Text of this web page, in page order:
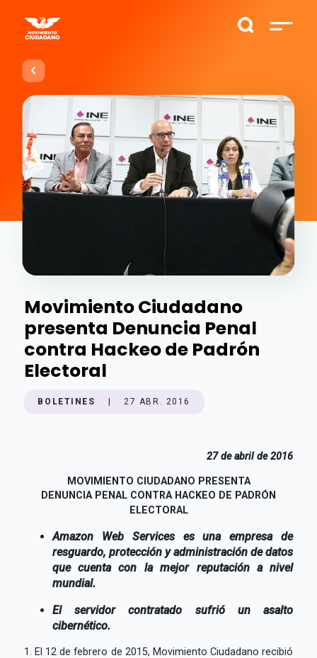
Movimiento Ciudadano
presenta Denuncia Penal
contra Hackeo de Padrón
Electoral
BOLETINES 27 ABR. 2016
27 de abril de 2016
MOVIMIENTO CIUDADANO PRESENTA
DENUNCIA PENAL CONTRA HACKEO DE PADRÓN
ELECTORAL
Amazon Web Services es una empresa de
resguardo, protección y administración de datos
que cuenta con la mejor reputación a nivel
mundial.
El servidor contratado sufrió un asalto
cibernético.
1. El 12 de febrero de 2015, Movimiento Ciudadano recibió